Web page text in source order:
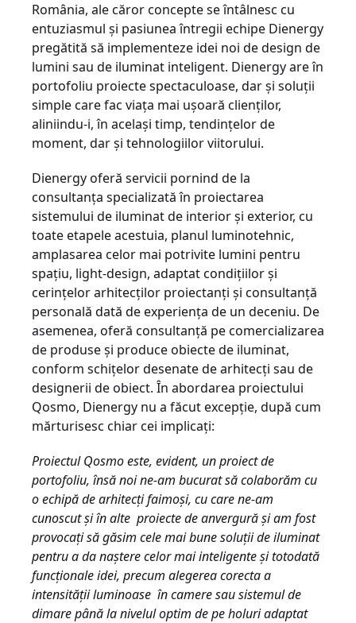
România, ale căror concepte se întâlnesc cu
entuziasmul și pasiunea întregii echipe Dienergy
pregătită să implementeze idei noi de design de
lumini sau de iluminat inteligent. Dienergy are în
portofoliu proiecte spectaculoase, dar și soluții
simple care fac viața mai ușoară clienților,
aliniindu-i, în același timp, tendințelor de
moment, dar și tehnologiilor viitorului.
Dienergy oferă servicii pornind de la
consultanța specializată în proiectarea
sistemului de iluminat de interior și exterior, cu
toate etapele acestuia, planul luminotehnic,
amplasarea celor mai potrivite lumini pentru
spațiu, light-design, adaptat condițiilor și
cerințelor arhitecților proiectanți și consultanță
personală dată de experiența de un deceniu. De
asemenea, oferă consultanță pe comercializarea
de produse și produce obiecte de iluminat,
conform schițelor desenate de arhitecți sau de
designerii de obiect. În abordarea proiectului
Qosmo, Dienergy nu a făcut excepție, după cum
mărturisesc chiar cei implicați:
Proiectul Qosmo este, evident, un proiect de
portofoliu, însă noi ne-am bucurat să colaborăm cu
o echipă de arhitecți faimoși, cu care ne-am
cunoscut și în alte proiecte de anvergură și am fost
provocați să găsim cele mai bune soluții de iluminat
pentru a da naștere celor mai inteligente și totodată
funcționale idei, precum alegerea corecta a
intensității luminoase în camere sau sistemul de
dimare până la nivelul optim de pe holuri adaptat